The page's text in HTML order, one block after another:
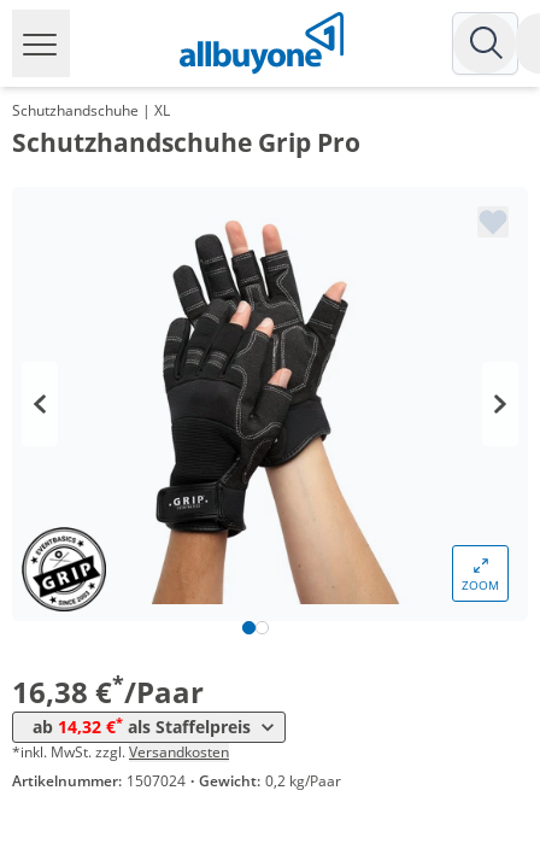
Schutzhandschuhe | XL
Schutzhandschuhe Grip Pro
ZOOM
16,38 €*/Paar
ab 14,32 €* als Staffelpreis
Menge
ab 5 Paar
*inkl. MwSt. zzgl.Versandkosten
Artikelnummer: 1507024 · Gewicht: 0,2 kg/Paar